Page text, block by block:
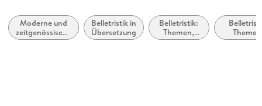
Verlag/Hersteller
Suhrkamp Verlag
Moderne und
zeitgenössische
Belletristik:
Belletristik in
Übersetzung
Belletristik:
Themen,
Stoffe,
Stoffe,